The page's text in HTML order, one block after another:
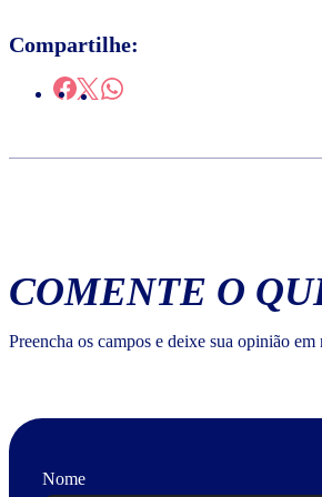
Compartilhe:
COMENTE O
Preencha os campos e deixe sua opinião em
Nome